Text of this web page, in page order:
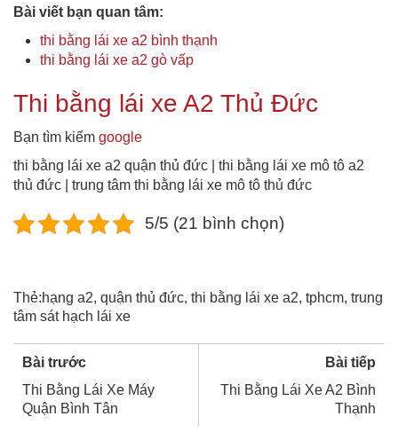
Bài viết bạn quan tâm:
thi bằng lái xe a2 bình thạnh
thi bằng lái xe a2 gò vấp
Thi bằng lái xe A2 Thủ Đức
Bạn tìm kiếm google
thi bằng lái xe a2 quận thủ đức | thi bằng lái xe mô tô a2
thủ đức | trung tâm thi bằng lái xe mô tô thủ đức
5/5 (21 bình chọn)
Thẻ:hạng a2, quận thủ đức, thi bằng lái xe a2, tphcm, trung
tâm sát hạch lái xe
Bài trước
Thi Bằng Lái Xe Máy
Quận Bình Tân
Bài tiếp
Thi Bằng Lái Xe A2 Bình
Thạnh